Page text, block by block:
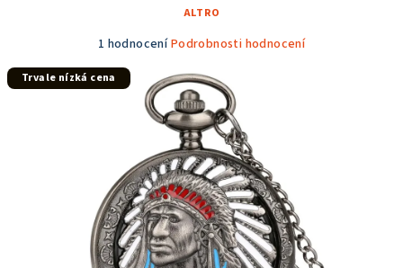
ALTRO
Průměrné
produktu
hvězdiček.
1 hodnoceníPodrobnosti hodnocení
Trvale nízká cena